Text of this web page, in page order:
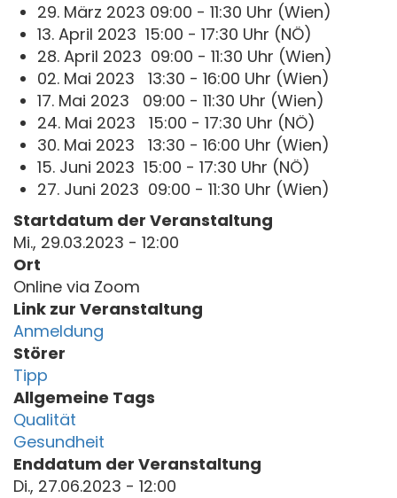
29. März 2023 09:00 - 11:30 Uhr (Wien)
13. April 2023 15:00 - 17:30 Uhr (NÖ)
28. April 2023 09:00 - 11:30 Uhr (Wien)
02. Mai 2023 13:30 - 16:00 Uhr (Wien)
17. Mai 2023 09:00 - 11:30 Uhr (Wien)
24. Mai 2023 15:00 - 17:30 Uhr (NÖ)
30. Mai 2023 13:30 - 16:00 Uhr (Wien)
15. Juni 2023 15:00 - 17:30 Uhr (NÖ)
27. Juni 2023 09:00 - 11:30 Uhr (Wien)
Startdatum der Veranstaltung
Mi., 29.03.2023 - 12:00
Ort
Online via Zoom
Link zur Veranstaltung
Anmeldung
Störer
Tipp
Allgemeine Tags
Qualität
Gesundheit
Enddatum der Veranstaltung
Di., 27.06.2023 - 12:00